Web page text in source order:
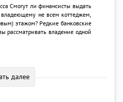
Смогут ли финансисты выдать
владеющему не всем коттеджем,
этажом? Редкие банковские
рассматривать владение одной
далее